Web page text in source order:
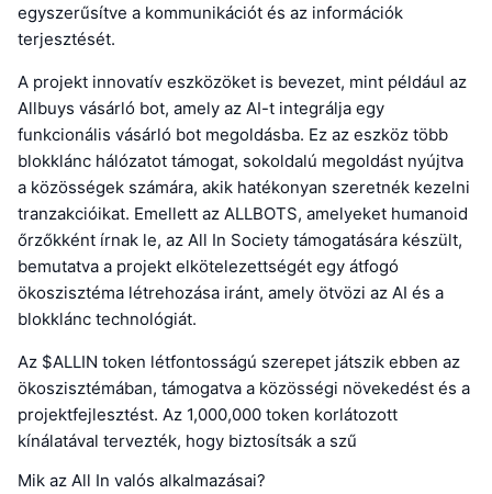
egyszerűsítve a kommunikációt és az információk
terjesztését.
A projekt innovatív eszközöket is bevezet, mint például az
Allbuys vásárló bot, amely az AI-t integrálja egy
funkcionális vásárló bot megoldásba. Ez az eszköz több
blokklánc hálózatot támogat, sokoldalú megoldást nyújtva
a közösségek számára, akik hatékonyan szeretnék kezelni
tranzakcióikat. Emellett az ALLBOTS, amelyeket humanoid
őrzőkként írnak le, az All In Society támogatására készült,
bemutatva a projekt elkötelezettségét egy átfogó
ökoszisztéma létrehozása iránt, amely ötvözi az AI és a
blokklánc technológiát.
Az $ALLIN token létfontosságú szerepet játszik ebben az
ökoszisztémában, támogatva a közösségi növekedést és a
projektfejlesztést. Az 1,000,000 token korlátozott
kínálatával tervezték, hogy biztosítsák a szű
Mik az All In valós alkalmazásai?